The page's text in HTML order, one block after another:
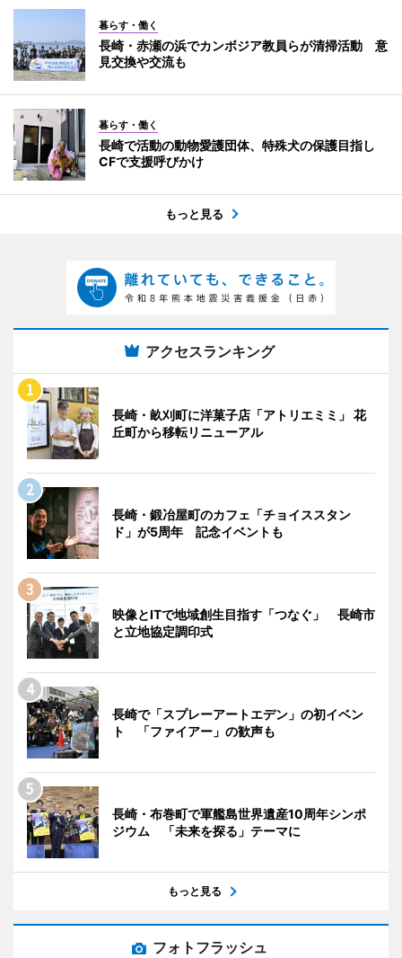
暮らす・働く
長崎・赤瀬の浜でカンボジア教員らが清掃活動 意
見交換や交流も
暮らす・働く
長崎で活動の動物愛護団体、特殊犬の保護目指し
CFで支援呼びかけ
もっと見る
アクセスランキング
長崎・畝刈町に洋菓子店「アトリエミミ」 花
丘町から移転リニューアル
長崎・鍛冶屋町のカフェ「チョイススタン
ド」が5周年 記念イベントも
映像とITで地域創生目指す「つなぐ」 長崎市
と立地協定調印式
長崎で「スプレーアートエデン」の初イベン
ト 「ファイアー」の歓声も
長崎・布巻町で軍艦島世界遺産10周年シンポ
ジウム 「未来を探る」テーマに
もっと見る
フォトフラッシュ